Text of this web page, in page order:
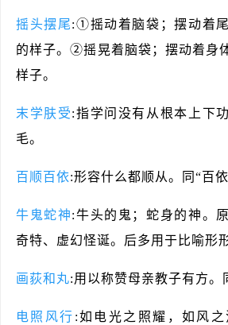
摇头摆尾:①摇动着脑袋；摆动着
的样子。②摇晃着脑袋；摆动着身
样子。
末学肤受:指学问没有从根本上下
毛。
百顺百依:形容什么都顺从。同“百依
牛鬼蛇神:牛头的鬼；蛇身的神。
奇特、虚幻怪诞。后多用于比喻形
画荻和丸:用以称赞母亲教子有方。
电照风行 :如电光之照耀，如风